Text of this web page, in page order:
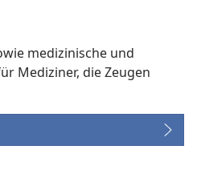
medizinische und
Mediziner, die Zeugen